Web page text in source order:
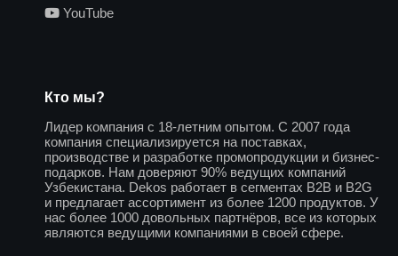
YouTube
Кто мы?
Лидер компания с 18-летним опытом. С 2007 года
компания специализируется на поставках,
производстве и разработке промопродукции и бизнес-
подарков. Нам доверяют 90% ведущих компаний
Узбекистана. Dekos работает в сегментах B2B и B2G
и предлагает ассортимент из более 1200 продуктов. У
нас более 1000 довольных партнёров, все из которых
являются ведущими компаниями в своей сфере.